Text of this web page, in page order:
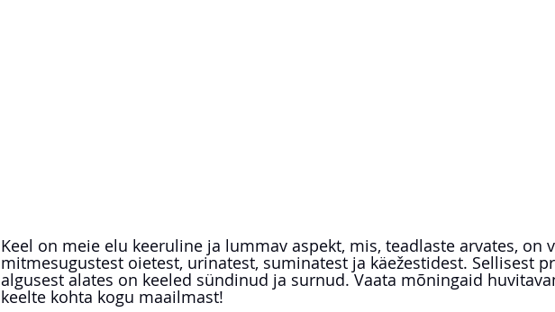
Keel on meie elu keeruline ja lummav aspekt, mis, teadlaste arvates, on
mitmesugustest oietest, urinatest, suminatest ja käežestidest. Sellisest
algusest alates on keeled sündinud ja surnud. Vaata mõningaid
keelte kohta kogu maailmast!